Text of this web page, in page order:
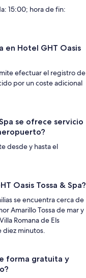
15:00; hora de fin:
en Hotel GHT Oasis
efectuar el registro de
por un coste adicional
se ofrece servicio
desde y hasta el
Oasis Tossa & Spa?
se encuentra cerca de
Amarillo Tossa de mar y
Romana de Els
minutos.
forma gratuita y